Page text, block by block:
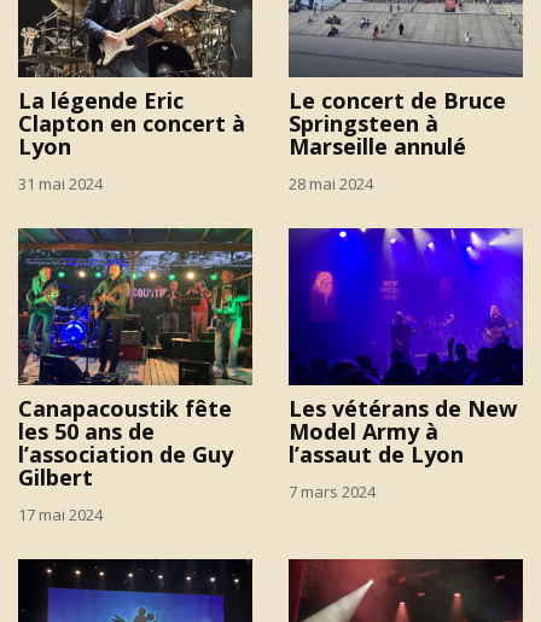
La légende Eric
Clapton en concert à
Lyon
31 mai 2024
Le concert de Bruce
Springsteen à
Marseille annulé
28 mai 2024
Canapacoustik fête
les 50 ans de
l’association de Guy
Gilbert
17 mai 2024
Les vétérans de New
Model Army à
l’assaut de Lyon
7 mars 2024